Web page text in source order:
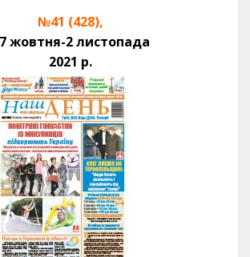
№41 (428),
жовтня-2 листопада
2021 р.